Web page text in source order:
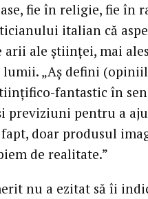
fie în religie, fie în
italian că
arii ale ştiinţei, mai
„Aş defini
fantastic în
previziuni pentru a
doar produsul
de realitate.”
nu a ezitat să îi